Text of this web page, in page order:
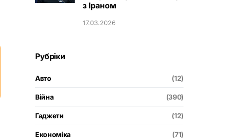
з Іраном
17.03.2026
Рубріки
Авто (12)
Війна (390)
Гаджети (12)
Економіка (71)